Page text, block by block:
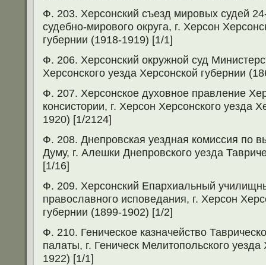
Ф. 203. Херсонский съезд мировых судей
судебно-мирового округа, г. Херсон
губернии (1918-1919) [1/1]
Ф. 206. Херсонский окружной суд
Херсонского уезда Херсонской губернии
Ф. 207. Херсонское духовное правление
консистории, г. Херсон Херсонского уезда
1920) [1/2124]
Ф. 208. Днепровская уездная комиссия по
Думу, г. Алешки Днепровского уезда
[1/16]
Ф. 209. Херсонский Епархиальный
православного исповедания, г. Херсон
губернии (1899-1902) [1/2]
Ф. 210. Геническое казначейство
палаты, г. Геническ Мелитопольского
1922) [1/1]